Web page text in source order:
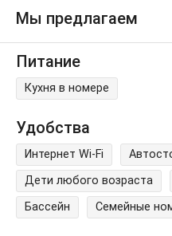
Мы предлагаем
Питание
Кухня в номере
Удобства
Интернет Wi-Fi
Дети любого возраста
Бассейн
Семейные